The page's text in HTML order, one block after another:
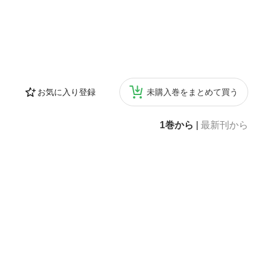
お気に入り登録 未購入巻をまとめて買う
1巻から 最新刊から